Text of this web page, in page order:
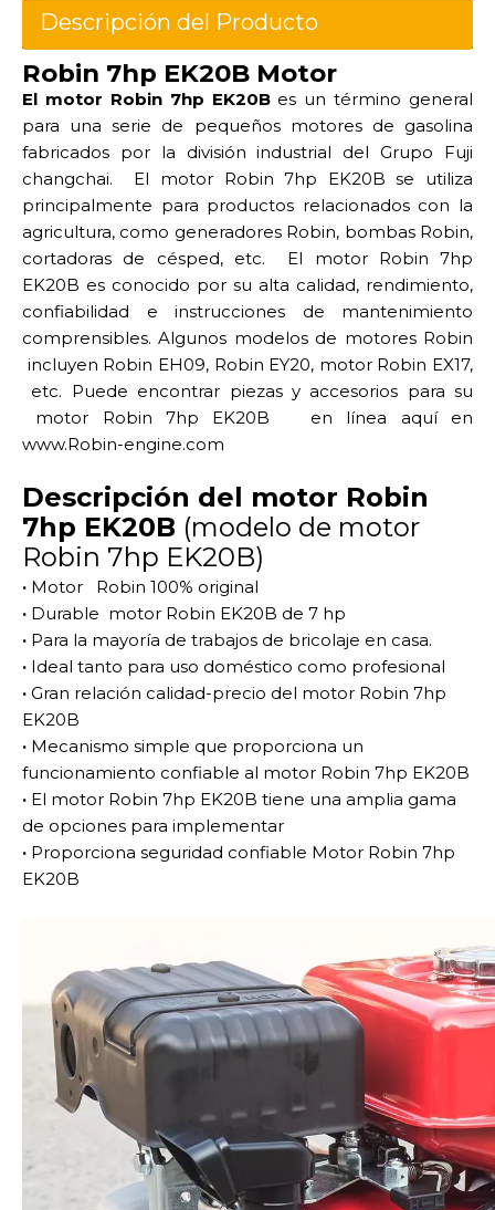
Descripción del Producto
Robin 7hp EK20B Motor
El motor Robin 7hp EK20B es un término general
para una serie de pequeños motores de gasolina
fabricados por la división industrial del Grupo Fuji
changchai. El motor Robin 7hp EK20B se utiliza
principalmente para productos relacionados con la
agricultura, como generadores Robin, bombas Robin,
cortadoras de césped, etc. El motor Robin 7hp
EK20B es conocido por su alta calidad, rendimiento,
confiabilidad e instrucciones de mantenimiento
comprensibles. Algunos modelos de motores Robin
incluyen Robin EH09, Robin EY20, motor Robin EX17,
etc. Puede encontrar piezas y accesorios para su
motor Robin 7hp EK20B en línea aquí en
www.Robin-engine.com
Descripción del motor Robin
7hp EK20B (modelo de motor
Robin 7hp EK20B)
· Motor Robin 100% original
· Durable motor Robin EK20B de 7 hp
· Para la mayoría de trabajos de bricolaje en casa.
· Ideal tanto para uso doméstico como profesional
· Gran relación calidad-precio del motor Robin 7hp
EK20B
· Mecanismo simple que proporciona un
funcionamiento confiable al motor Robin 7hp EK20B
· El motor Robin 7hp EK20B tiene una amplia gama
de opciones para implementar
· Proporciona seguridad confiable Motor Robin 7hp
EK20B